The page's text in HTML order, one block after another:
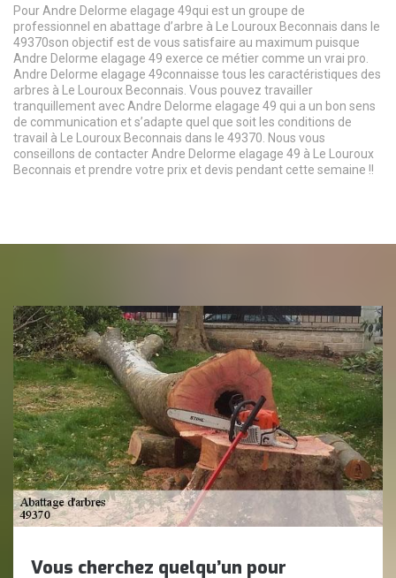
Pour Andre Delorme elagage 49qui est un groupe de
professionnel en abattage d’arbre à Le Louroux Beconnais dans le
49370son objectif est de vous satisfaire au maximum puisque
Andre Delorme elagage 49 exerce ce métier comme un vrai pro.
Andre Delorme elagage 49connaisse tous les caractéristiques des
arbres à Le Louroux Beconnais. Vous pouvez travailler
tranquillement avec Andre Delorme elagage 49 qui a un bon sens
de communication et s’adapte quel que soit les conditions de
travail à Le Louroux Beconnais dans le 49370. Nous vous
conseillons de contacter Andre Delorme elagage 49 à Le Louroux
Beconnais et prendre votre prix et devis pendant cette semaine !!
Vous cherchez quelqu’un pour